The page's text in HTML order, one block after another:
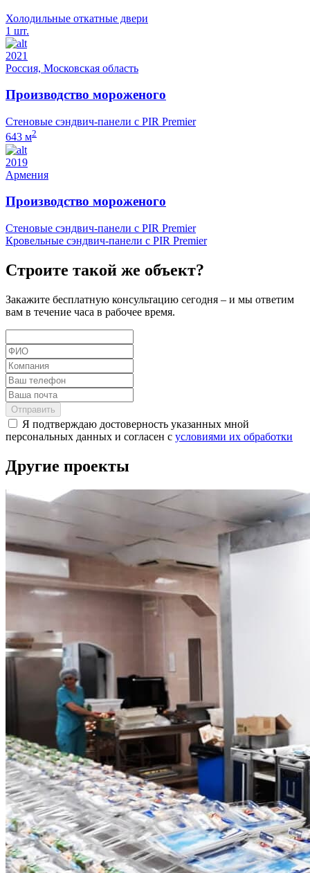
Холодильные откатные двери
1 шт.
2021
Россия, Московская область
Производство мороженого
Стеновые сэндвич-панели с PIR Premier
643 м2
2019
Армения
Производство мороженого
Стеновые сэндвич-панели с PIR Premier
Кровельные сэндвич-панели с PIR Premier
Строите такой же объект?
Закажите бесплатную консультацию сегодня – и мы ответим
вам в течение часа в рабочее время.
Отправить
Я подтверждаю достоверность указанных мной
персональных данных и согласен с условиями их обработки
Другие проекты